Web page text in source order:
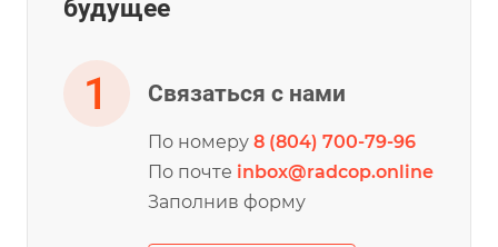
будущее
Связаться с нами
По номеру 8 (804) 700-79-96
По почте inbox@radcop.online
Заполнив форму